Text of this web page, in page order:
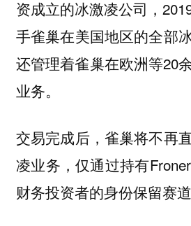
资成立的冰激凌公司，
手雀巢在美国地区的全部
还管理着雀巢在欧洲等20
业务。
交易完成后，雀巢将不再
凌业务，仅通过持有
财务投资者的身份保留赛道